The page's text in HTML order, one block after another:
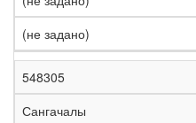
(не задано)
548305
Сангачалы